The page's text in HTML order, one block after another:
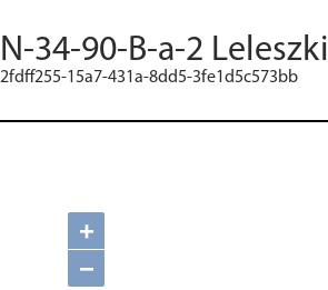
N-34-90-B-a-2 Leleszki
2fdff255-15a7-431a-8dd5-3fe1d5c573bb
+
−